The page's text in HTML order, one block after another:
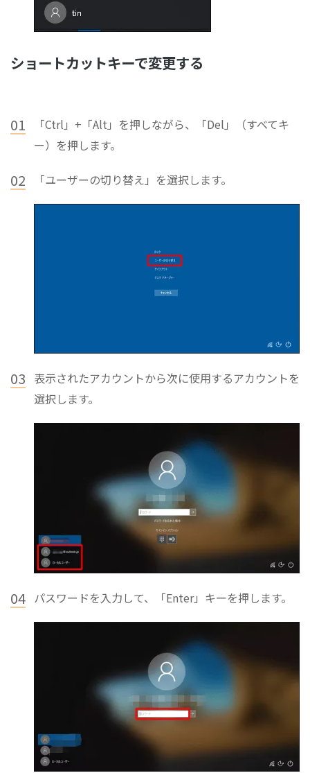
ショートカットキーで変更する
01
「Ctrl」+「Alt」を押しながら、「Del」（すべてキ
ー）を押します。
02 「ユーザーの切り替え」を選択します。
03 表示されたアカウントから次に使用するアカウントを
選択します。
04 パスワードを入力して、「Enter」キーを押します。